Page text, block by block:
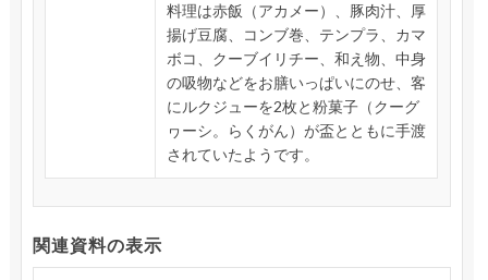
料理は赤飯（アカメー）、豚肉汁、厚
揚げ豆腐、コンブ巻、テンプラ、カマ
ボコ、クーブイリチー、和え物、中身
の吸物などをお膳いっぱいにのせ、客
にルクジューを2枚と粉菓子（クーグ
ヮーシ。らくがん）が盃とともに手渡
されていたようです。
関連資料の表示